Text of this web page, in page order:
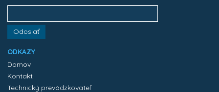
Odoslať
ODKAZY
Domov
Kontakt
Technický prevádzkovateľ